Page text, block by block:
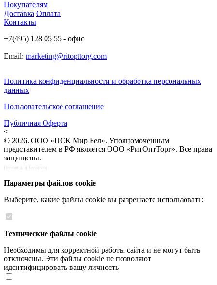
Покупателям
Доставка Оплата
Контакты
+7(495) 128 05 55 - офис
Email: marketing@ritopttorg.com
Политика конфиденциальности и обработка персональных
данных
Пользовательское соглашение
Публичная Оферта
<
© 2026. ООО «ПСК Мир Бел». Уполномоченным
представителем в РФ является ООО «РитОптТорг». Все права
защищены.
Параметры файлов cookie
Выберите, какие файлы cookie вы разрешаете использовать:
Технические файлы cookie
Необходимы для корректной работы сайта и не могут быть
отключены. Эти файлы cookie не позволяют
идентифицировать вашу личность